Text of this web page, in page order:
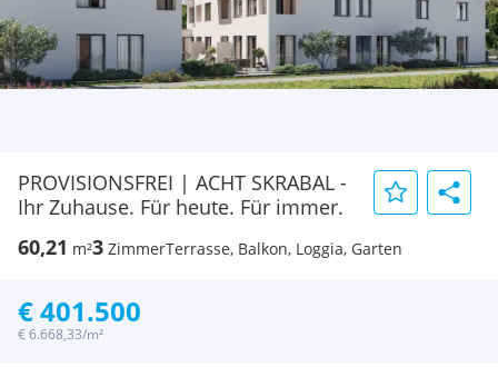
PROVISIONSFREI | ACHT SKRABAL -
Ihr Zuhause. Für heute. Für immer.
60,21 m²3 ZimmerTerrasse, Balkon, Loggia, Garten
€ 401.500
€ 6.668,33/m²